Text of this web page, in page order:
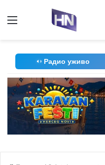
Радио уживо